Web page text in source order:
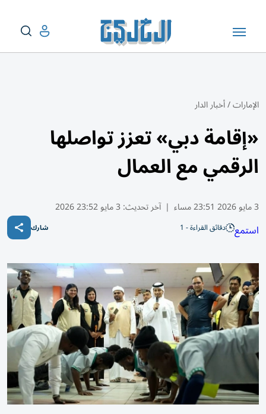
الإمارات/أخبار الدار
«إقامة دبي» تعزز تواصلها
الرقمي مع العمال
3 مايو 2026 23:51 مساء | آخر تحديث: 3 مايو 23:52 2026
استمع دقائق القراءة - 1 شارك